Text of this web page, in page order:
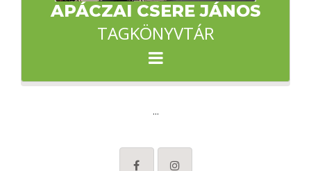
APÁCZAI CSERE JÁNOS
TAGKÖNYVTÁR
...